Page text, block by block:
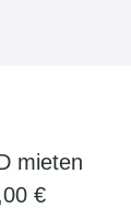
mieten
€